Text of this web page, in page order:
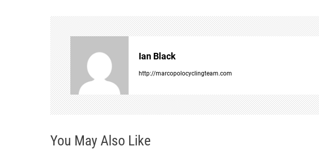
t
n
a
v
i
g
Ian Black
http://marcopolocyclingteam.com
You May Also Like